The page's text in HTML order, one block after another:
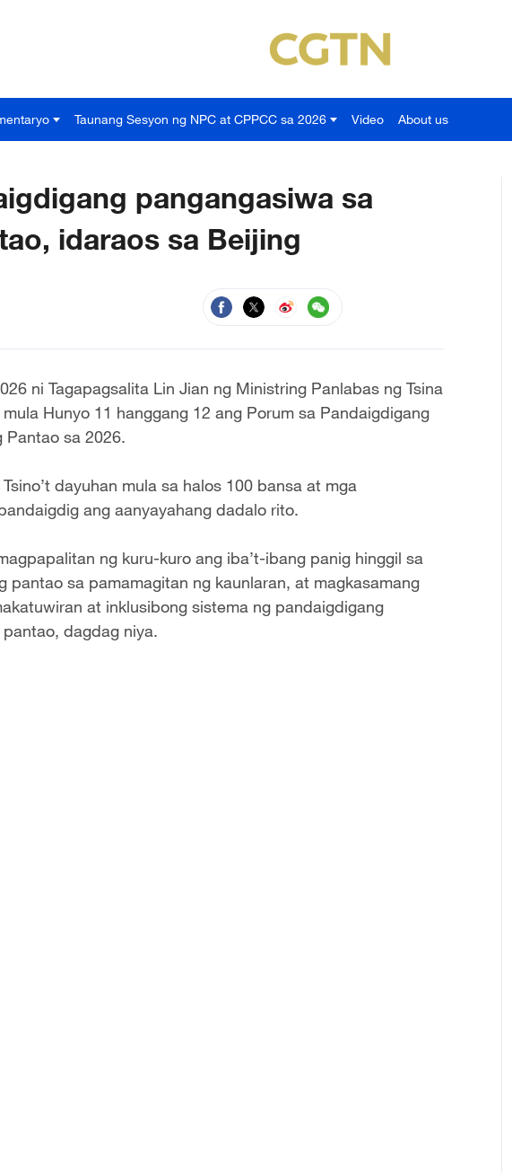
Taunang Sesyon ng NPC at CPPCC sa 2026 Video About us
pangangasiwa sa
idaraos sa Beijing
ni Tagapagsalita Lin Jian ng Ministring Panlabas ng Tsina
Hunyo 11 hanggang 12 ang Porum sa Pandaigdigang
Pantao sa 2026.
dayuhan mula sa halos 100 bansa at mga
ang aanyayahang dadalo rito.
ng kuru-kuro ang iba’t-ibang panig hinggil sa
pantao sa pamamagitan ng kaunlaran, at magkasamang
at inklusibong sistema ng pandaigdigang
dagdag niya.